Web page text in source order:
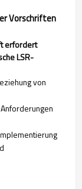
Vorschriften
erfordert
LSR-
von